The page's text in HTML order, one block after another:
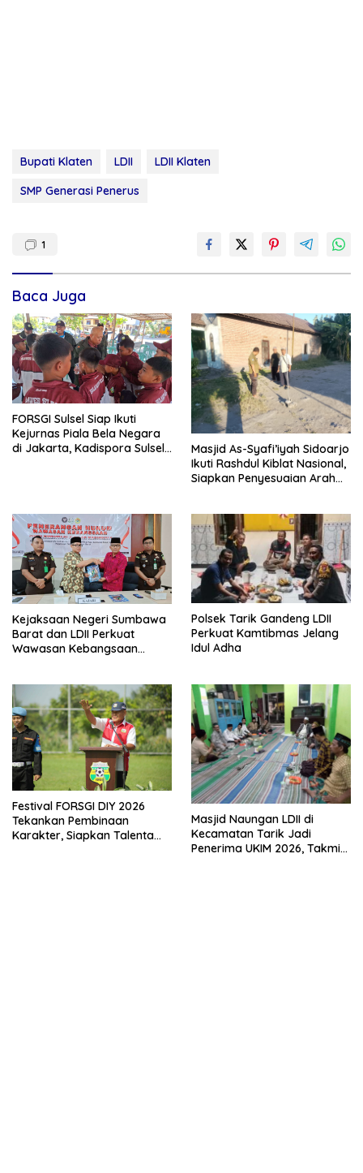
Bupati Klaten LDII
LDII Klaten
SMP Generasi Penerus
1
Baca Juga
FORSGI Sulsel Siap Ikuti
Kejurnas Piala Bela Negara
di Jakarta, Kadispora Sulsel
Masjid As-Syafi’iyah Sidoarjo
Ikuti Rashdul Kiblat Nasional,
Siapkan Penyesuaian Arah
Kejaksaan Negeri Sumbawa
Barat dan LDII Perkuat
Wawasan Kebangsaan
Polsek Tarik Gandeng LDII
Perkuat Kamtibmas Jelang
Idul Adha
Festival FORSGI DIY 2026
Tekankan Pembinaan
Karakter, Siapkan Talenta
Masjid Naungan LDII di
Kecamatan Tarik Jadi
Penerima UKIM 2026, Takmir